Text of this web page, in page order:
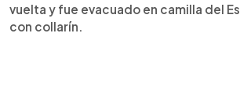
vuelta y fue evacuado en camilla del
con collarín.